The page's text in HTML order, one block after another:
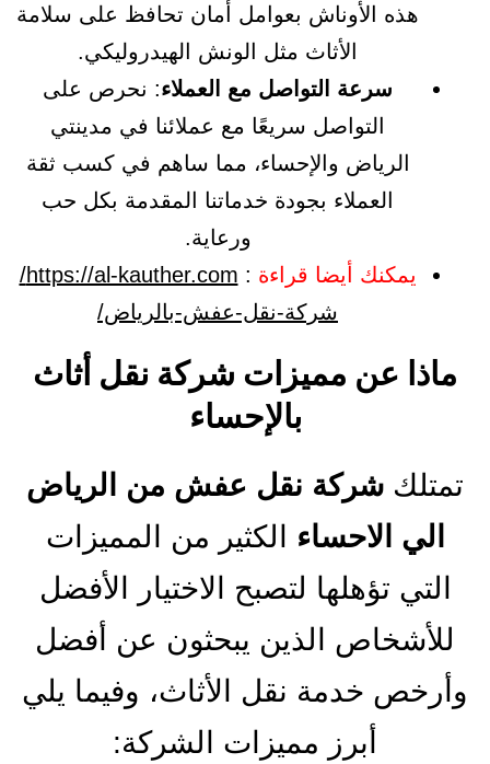
هذه الأوناش بعوامل أمان تحافظ على سلامة
الأثاث مثل الونش الهيدروليكي.
سرعة التواصل مع العملاء: نحرص على
التواصل سريعًا مع عملائنا في مدينتي
الرياض والإحساء، مما ساهم في كسب ثقة
العملاء بجودة خدماتنا المقدمة بكل حب
ورعاية.
يمكنك أيضا قراءة :
https://al-kauther.com/
شركة-نقل-عفش-بالرياض/
ماذا عن مميزات شركة نقل أثاث
بالإحساء
تمتلك شركة نقل عفش من الرياض
الي الاحساء الكثير من المميزات
التي تؤهلها لتصبح الاختيار الأفضل
للأشخاص الذين يبحثون عن أفضل
وأرخص خدمة نقل الأثاث، وفيما يلي
أبرز مميزات الشركة: